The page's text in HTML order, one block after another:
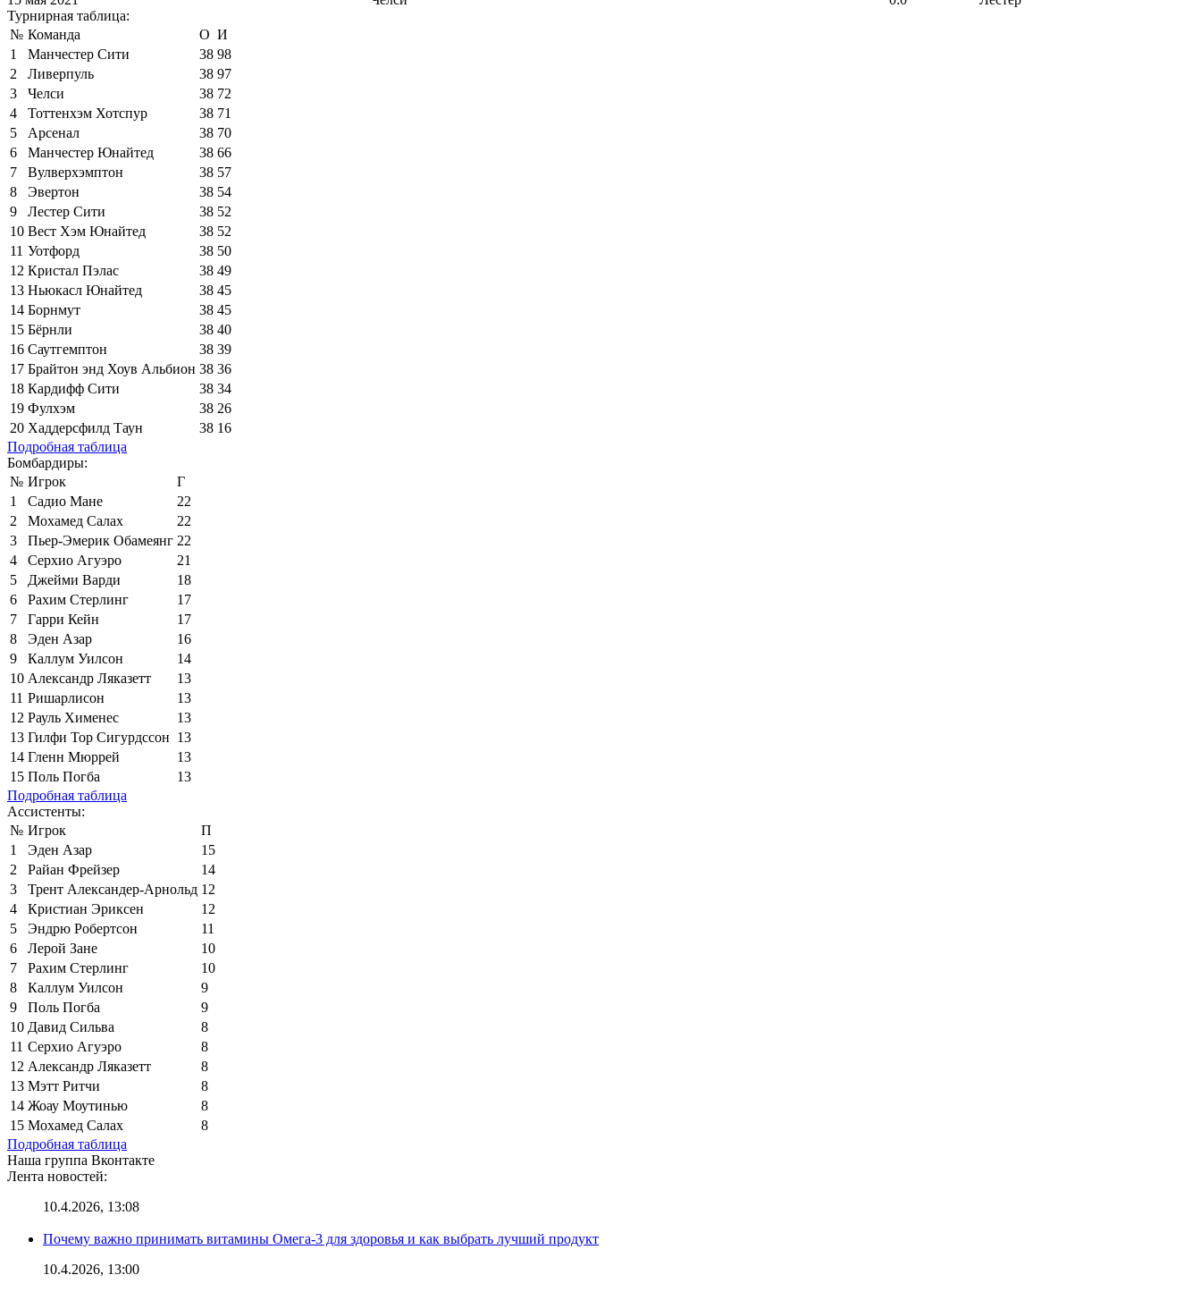
Турнирная таблица:
№ Команда О И
1
Манчестер Сити 38 98
2
Ливерпуль 38 97
3
Челси 38 72
4
Тоттенхэм Хотспур 38 71
5
Арсенал 38 70
6
Манчестер Юнайтед 38 66
7
Вулверхэмптон 38 57
8
Эвертон 38 54
9
Лестер Сити 38 52
10 Вест Хэм Юнайтед 38 52
11 Уотфорд 38 50
12 Кристал Пэлас 38 49
13 Ньюкасл Юнайтед 38 45
14 Борнмут 38 45
15 Бёрнли 38 40
16 Саутгемптон 38 39
17 Брайтон энд Хоув Альбион 38 36
18 Кардифф Сити 38 34
19 Фулхэм 38 26
20 Хаддерсфилд Таун 38 16
Подробная таблица
Бомбардиры:
№ Игрок
Г
1
Садио Мане
22
2
Мохамед Салах
22
3
Пьер-Эмерик Обамеянг 22
4
Серхио Агуэро
21
5
Джейми Варди
18
6
Рахим Стерлинг
17
7
Гарри Кейн
17
8
Эден Азар
16
9
Каллум Уилсон
14
10 Александр Ляказетт
13
11 Ришарлисон
13
12 Рауль Хименес
13
13 Гилфи Тор Сигурдссон 13
14 Гленн Мюррей
13
15 Поль Погба
13
Подробная таблица
Ассистенты:
№ Игрок
П
1
Эден Азар
15
2
Райан Фрейзер
14
3
Трент Александер-Арнольд 12
4
Кристиан Эриксен
12
5
Эндрю Робертсон
11
6
Лерой Зане
10
7
Рахим Стерлинг
10
8
Каллум Уилсон
9
9
Поль Погба
9
10 Давид Сильва
8
11 Серхио Агуэро
8
12 Александр Ляказетт
8
13 Мэтт Ритчи
8
14 Жоау Моутинью
8
15 Мохамед Салах
8
Подробная таблица
Наша группа Вконтакте
Лента новостей:
10.4.2026, 13:08
Почему важно принимать витамины Омега-3 для здоровья и как выбрать лучший продукт
10.4.2026, 13:00